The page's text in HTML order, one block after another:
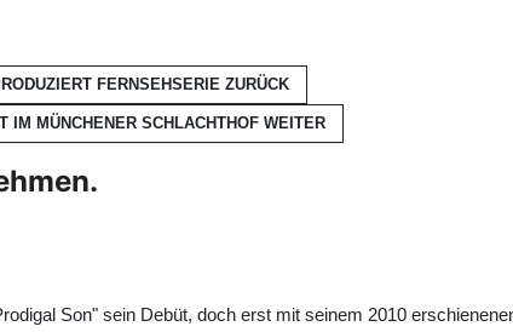
FERNSEHSERIE ZURÜCK
IM MÜNCHENER SCHLACHTHOF WEITER
Son" sein Debüt, doch erst mit seinem 2010